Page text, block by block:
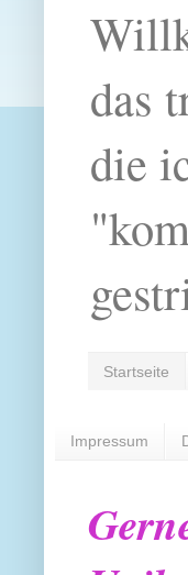
das
die
Startseite
Impressum